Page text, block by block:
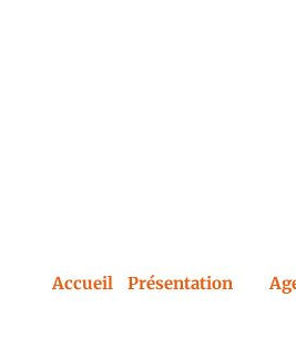
Accueil Présentation